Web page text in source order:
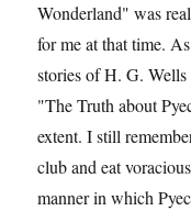
Wonderland" was
for me at that time.
stories of H. G.
"The Truth about
extent. I still
club and eat
manner in which